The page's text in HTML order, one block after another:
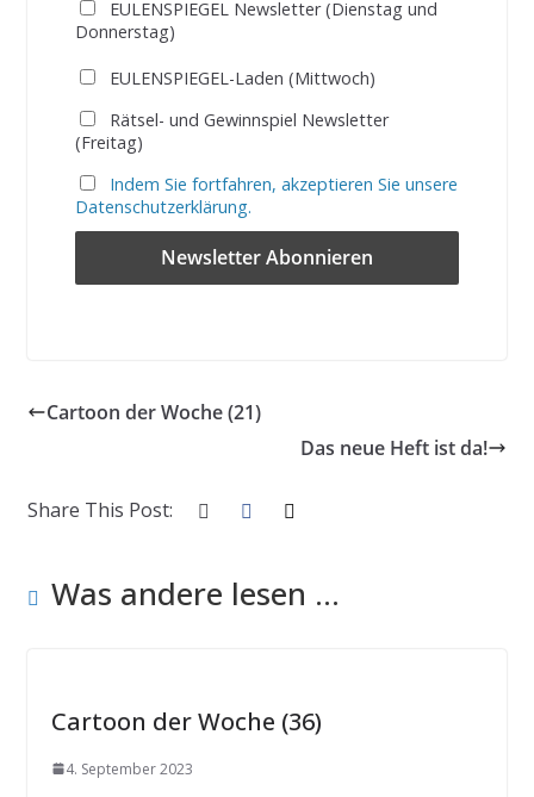
EULENSPIEGEL Newsletter (Dienstag und
Donnerstag)
EULENSPIEGEL-Laden (Mittwoch)
Rätsel- und Gewinnspiel Newsletter
(Freitag)
Indem Sie fortfahren, akzeptieren Sie unsere
Datenschutzerklärung.
Cartoon der Woche (21)
Das neue Heft ist da!
Share This Post:
Was andere lesen ...
Cartoon der Woche (36)
4. September 2023